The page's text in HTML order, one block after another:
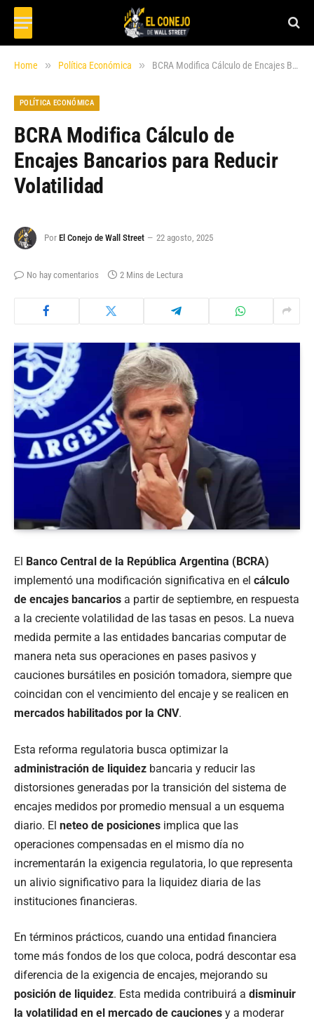
Home » Política Económica » BCRA Modifica Cálculo de Encajes Bancarios para Reducir Volatilidad
POLÍTICA ECONÓMICA
BCRA Modifica Cálculo de
Encajes Bancarios para Reducir
Volatilidad
Por El Conejo de Wall Street 22 agosto, 2025
No hay comentarios 2 Mins de Lectura
El Banco Central de la República Argentina (BCRA)
implementó una modificación significativa en el cálculo
de encajes bancarios a partir de septiembre, en respuesta
a la creciente volatilidad de las tasas en pesos. La nueva
medida permite a las entidades bancarias computar de
manera neta sus operaciones en pases pasivos y
cauciones bursátiles en posición tomadora, siempre que
coincidan con el vencimiento del encaje y se realicen en
mercados habilitados por la CNV.
Esta reforma regulatoria busca optimizar la
administración de liquidez bancaria y reducir las
distorsiones generadas por la transición del sistema de
encajes medidos por promedio mensual a un esquema
diario. El neteo de posiciones implica que las
operaciones compensadas en el mismo día no
incrementarán la exigencia regulatoria, lo que representa
un alivio significativo para la liquidez diaria de las
instituciones financieras.
En términos prácticos, cuando una entidad financiera
tome más fondos de los que coloca, podrá descontar esa
diferencia de la exigencia de encajes, mejorando su
posición de liquidez. Esta medida contribuirá a disminuir
la volatilidad en el mercado de cauciones y a moderar